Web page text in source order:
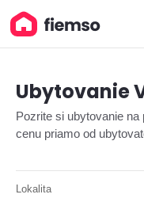
Ubytovanie
Pozrite si ubytovanie
cenu priamo od
Lokalita